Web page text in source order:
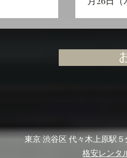
東京 渋谷区 代々木上原駅
格安レンタ